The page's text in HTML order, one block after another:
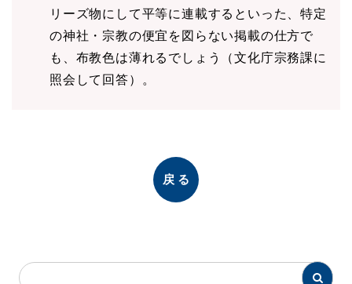
リーズ物にして平等に連載するといった、特定
の神社・宗教の便宜を図らない掲載の仕方で
も、布教色は薄れるでしょう（文化庁宗務課に
照会して回答）。
戻る